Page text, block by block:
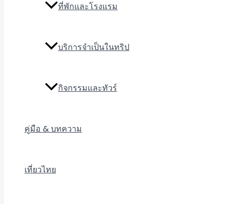
ที่พักและโรงแรม
บริการจำเป็นในทริป
กิจกรรมและทัวร์
คู่มือ & บทความ
เที่ยวไทย